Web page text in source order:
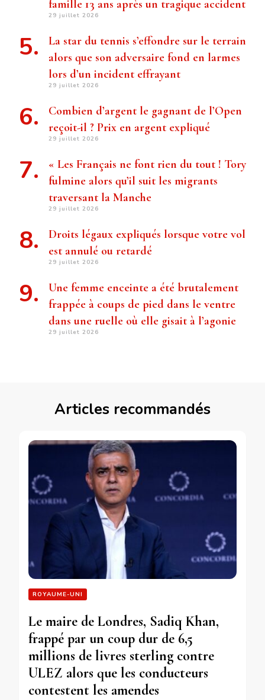
famille 13 ans après un tragique accident
29 juillet 2026
La star du tennis s’effondre sur le terrain
alors que son adversaire fond en larmes
lors d’un incident effrayant
29 juillet 2026
Combien d’argent le gagnant de l’Open
reçoit-il ? Prix ​​en argent expliqué
29 juillet 2026
« Les Français ne font rien du tout ! Tory
fulmine alors qu’il suit les migrants
traversant la Manche
29 juillet 2026
Droits légaux expliqués lorsque votre vol
est annulé ou retardé
29 juillet 2026
Une femme enceinte a été brutalement
frappée à coups de pied dans le ventre
dans une ruelle où elle gisait à l’agonie
29 juillet 2026
Articles recommandés
ROYAUME-UNI
Le maire de Londres, Sadiq Khan,
frappé par un coup dur de 6,5
millions de livres sterling contre
ULEZ alors que les conducteurs
contestent les amendes